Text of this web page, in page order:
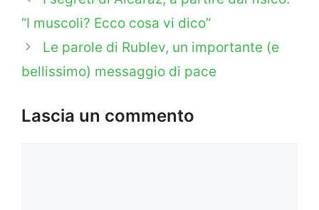
“I muscoli? Ecco cosa vi dico”
Le parole di Rublev, un importante (e
bellissimo) messaggio di pace
Lascia un commento